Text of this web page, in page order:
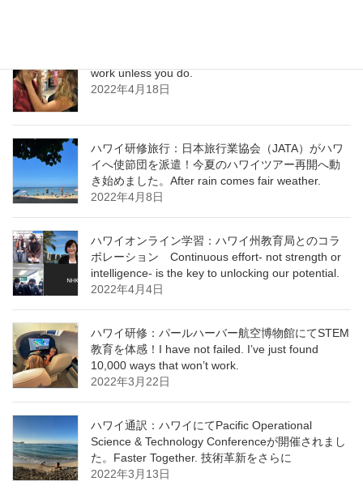
work unless you do.
2022年4月18日
ハワイ研修旅行：日本旅行業協会（JATA）がハワ
イへ使節団を派遣！今夏のハワイツアー再開へ動
き始めました。After rain comes fair weather.
2022年4月8日
ハワイオンライン学習：ハワイ州教育局とのコラ
ボレーション Continuous effort- not strength or
intelligence- is the key to unlocking our potential.
2022年4月4日
ハワイ研修：パールハーバー航空博物館にてSTEM
教育を体感！I have not failed. I’ve just found
10,000 ways that won’t work.
2022年3月22日
ハワイ通訳：ハワイにてPacific Operational
Science & Technology Conferenceが開催されまし
た。Faster Together. 技術革新をさらに
2022年3月13日